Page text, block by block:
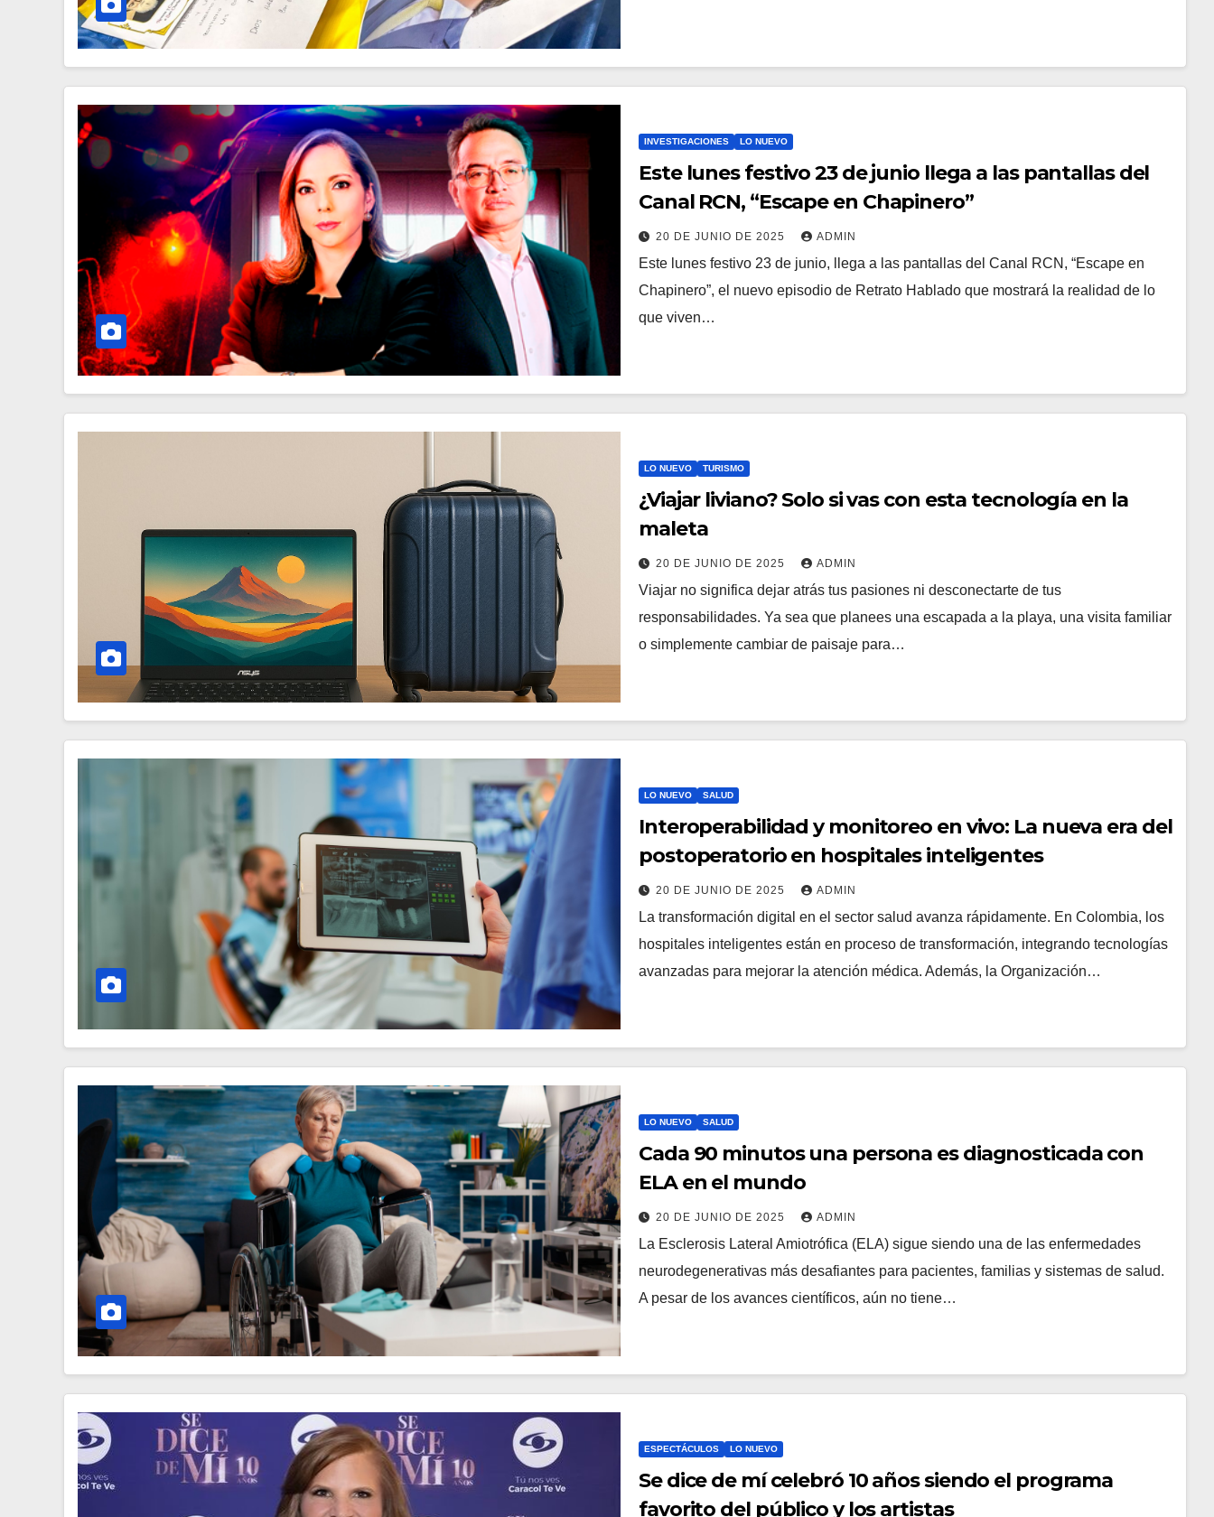
INVESTIGACIONES LO NUEVO
Este lunes festivo 23 de junio llega a las pantallas del
Canal RCN, “Escape en Chapinero”
20 DE JUNIO DE 2025 ADMIN
Este lunes festivo 23 de junio, llega a las pantallas del Canal RCN, “Escape en
Chapinero”, el nuevo episodio de Retrato Hablado que mostrará la realidad de lo
que viven…
LO NUEVO TURISMO
¿Viajar liviano? Solo si vas con esta tecnología en la
maleta
20 DE JUNIO DE 2025 ADMIN
Viajar no significa dejar atrás tus pasiones ni desconectarte de tus
responsabilidades. Ya sea que planees una escapada a la playa, una visita familiar
o simplemente cambiar de paisaje para…
LO NUEVO SALUD
Interoperabilidad y monitoreo en vivo: La nueva era del
postoperatorio en hospitales inteligentes
20 DE JUNIO DE 2025 ADMIN
La transformación digital en el sector salud avanza rápidamente. En Colombia, los
hospitales inteligentes están en proceso de transformación, integrando tecnologías
avanzadas para mejorar la atención médica. Además, la Organización…
LO NUEVO SALUD
Cada 90 minutos una persona es diagnosticada con
ELA en el mundo
20 DE JUNIO DE 2025 ADMIN
La Esclerosis Lateral Amiotrófica (ELA) sigue siendo una de las enfermedades
neurodegenerativas más desafiantes para pacientes, familias y sistemas de salud.
A pesar de los avances científicos, aún no tiene…
ESPECTÁCULOS LO NUEVO
Se dice de mí celebró 10 años siendo el programa
favorito del público y los artistas